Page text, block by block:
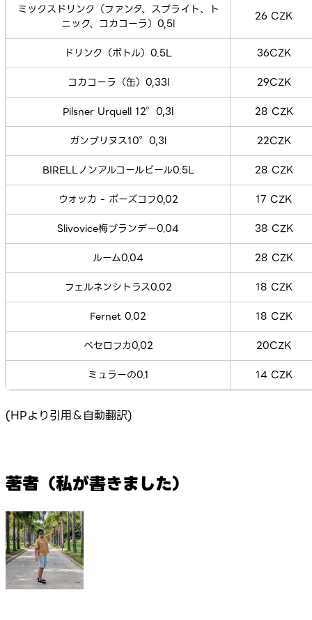
ミックスドリンク（ファンタ、スプライト、ト
ニック、コカコーラ）0,5l
26 CZK
ドリンク（ボトル）0.5L
36CZK
コカコーラ（缶）0,33l
29CZK
Pilsner Urquell 12°0,3l
28 CZK
ガンブリヌス10°0,3l
22CZK
BIRELLノンアルコールビール0.5L
28 CZK
ウォッカ - ボーズコフ0,02
17 CZK
Slivovice梅ブランデー0.04
38 CZK
ルーム0.04
28 CZK
フェルネンシトラス0.02
18 CZK
Fernet 0.02
18 CZK
ベセロフカ0,02
20CZK
ミュラーの0.1
14 CZK
(HPより引用＆自動翻訳)
著者（私が書きました）